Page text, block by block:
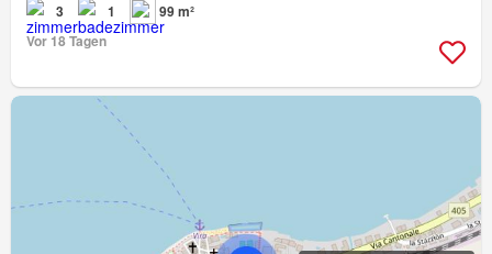
3 1
99 m²
Vor 18 Tagen